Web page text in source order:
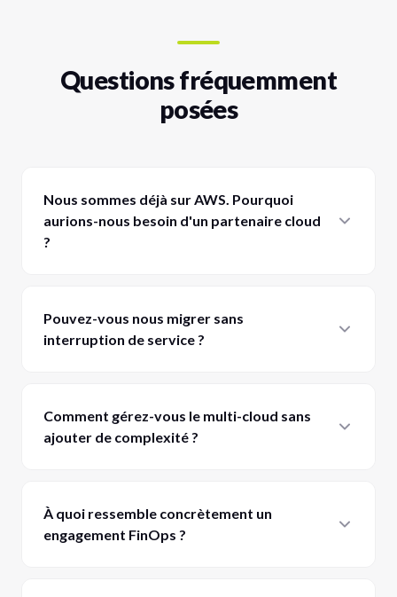
Questions fréquemment
posées
Nous sommes déjà sur AWS. Pourquoi
aurions-nous besoin d'un partenaire cloud
?
Pouvez-vous nous migrer sans
interruption de service ?
Comment gérez-vous le multi-cloud sans
ajouter de complexité ?
À quoi ressemble concrètement un
engagement FinOps ?